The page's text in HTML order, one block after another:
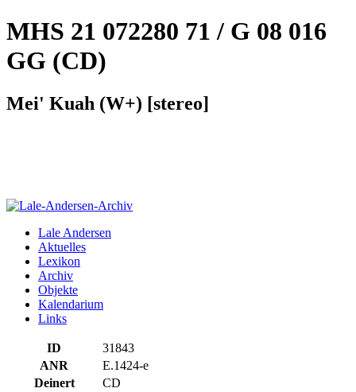
MHS 21 072280 71 / G 08 016
GG (CD)
Mei' Kuah (W+) [stereo]
Lale Andersen
Aktuelles
Lexikon
Archiv
Objekte
Kalendarium
Links
ID
31843
ANR
E.1424-e
Deinert
CD